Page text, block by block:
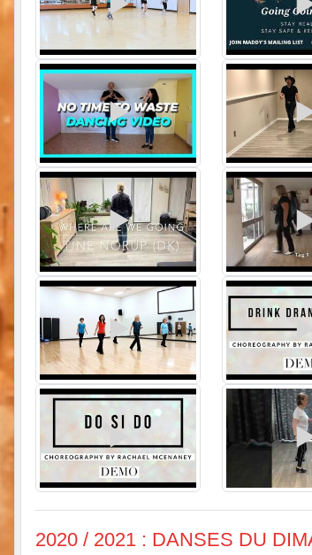
2020 / 2021 : DANSES DU